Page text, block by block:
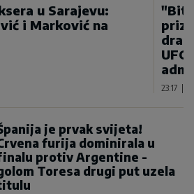
u Sarajevu:
i Marković na
23:17
je prvak svijeta!
furija dominirala u
protiv Argentine -
Toresa drugi put uzela